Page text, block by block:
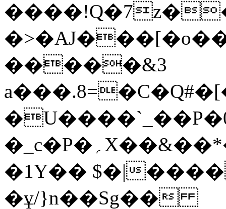
�����&3
�_ c�P�؍X��&��*�aO]����z��'�0�����ǃ���iA�p��[��
�1Y�� $�|����
�ұ/}n��Sg��